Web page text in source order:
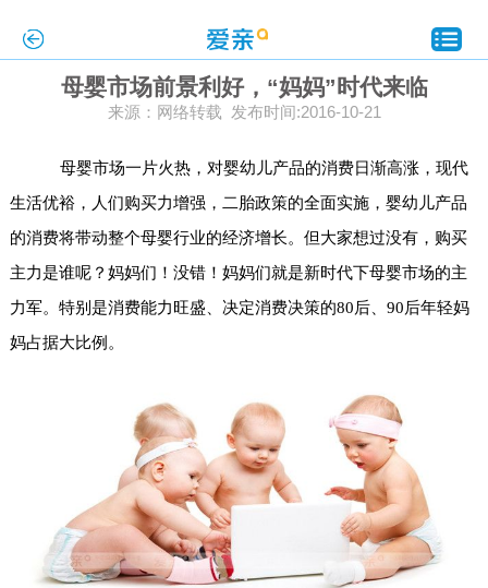
母婴市场前景利好，“妈妈”时代来临
来源：网络转载 发布时间:2016-10-21
母婴市场一片火热，对婴幼儿产品的消费日渐高涨，现代
生活优裕，人们购买力增强，二胎政策的全面实施，婴幼儿产品
的消费将带动整个母婴行业的经济增长。但大家想过没有，购买
主力是谁呢？妈妈们！没错！妈妈们就是新时代下母婴市场的主
力军。特别是消费能力旺盛、决定消费决策的80后、90后年轻妈
妈占据大比例。